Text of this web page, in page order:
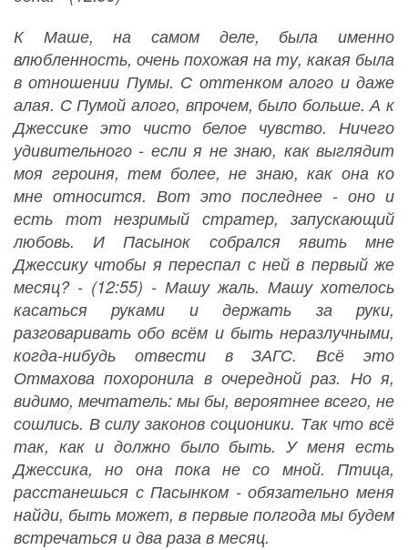
К Маше, на самом деле, была именно
влюбленность, очень похожая на ту, какая была
в отношении Пумы. С оттенком алого и даже
алая. С Пумой алого, впрочем, было больше. А к
Джессике это чисто белое чувство. Ничего
удивительного - если я не знаю, как выглядит
моя героиня, тем более, не знаю, как она ко
мне относится. Вот это последнее - оно и
есть тот незримый стратер, запускающий
любовь. И Пасынок собрался явить мне
Джессику чтобы я переспал с ней в первый же
месяц? - (12:55) - Машу жаль. Машу хотелось
касаться руками и держать за руки,
разговаривать обо всём и быть неразлучными,
когда-нибудь отвести в ЗАГС. Всё это
Отмахова похоронила в очередной раз. Но я,
видимо, мечтатель: мы бы, вероятнее всего, не
сошлись. В силу законов соционики. Так что всё
так, как и должно было быть. У меня есть
Джессика, но она пока не со мной. Птица,
расстанешься с Пасынком - обязательно меня
найди, быть может, в первые полгода мы будем
встречаться и два раза в месяц.